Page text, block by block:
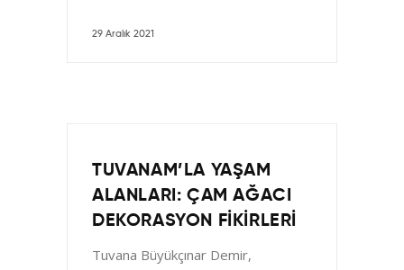
Yorgun bir günün ardından
29 Aralık 2021
TUVANAM’LA YAŞAM
ALANLARI: ÇAM AĞACI
DEKORASYON FIKIRLERI
Tuvana Büyükçınar Demir,